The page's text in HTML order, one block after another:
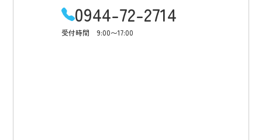
0944-72-2714
受付時間 9:00〜17:00